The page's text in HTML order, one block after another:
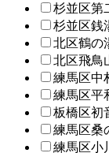
杉並区第
杉並区銭
北区鶴の
北区飛鳥
練馬区中
練馬区平
板橋区初
練馬区桑
練馬区小